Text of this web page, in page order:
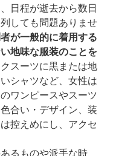
日程が逝去から数日
しても問題ありませ
が一般的に着用する
地味な服装のことを
スーツに黒または地
シャツなど、女性は
ワンピースやスーツ
合い・デザイン、装
控えめにし、アクセ
るものや派手な時